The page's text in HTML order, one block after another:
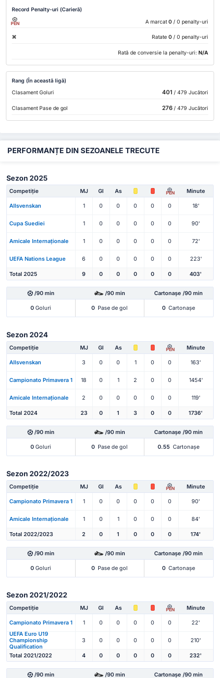
Record Penalty-uri (Carieră)
PEN A marcat 0 / 0 penalty-uri
Ratate 0 / 0 penalty-uri
Rată de conversie la penalty-uri: N/A
Rang (În această ligă)
Clasament Goluri
401 / 479 Jucători
Clasament Pase de gol 276/ 479 Jucători
PERFORMANȚE DIN SEZOANELE TRECUTE
Sezon 2025
Competiție MJ Gl As PEN Minute
Allsvenskan 1 0 0 0 0 0 18'
Cupa Suediei 1 0 0 0 0 0 90'
Amicale Internaționale 1 0 0 0 0 0 72'
UEFA Nations League 6 0 0 0 0 0 223'
Total 2025 9 0 0 0 0 0 403'
/90 min /90 min Cartonașe /90 min
0 Goluri 0 Pase de gol 0 Cartonașe
Sezon 2024
Competiție MJ Gl As PEN Minute
Allsvenskan 3 0 0 1 0 0 163'
Campionato Primavera 1 18 0 1 2 0 0 1454'
Amicale Internaționale 2 0 0 0 0 0 119'
Total 2024 23 0 1 3 0 0 1736'
/90 min /90 min Cartonașe /90 min
0 Goluri 0 Pase de gol 0.55 Cartonașe
Sezon 2022/2023
Competiție MJ Gl As PEN Minute
Campionato Primavera 1 1 0 0 0 0 0 90'
Amicale Internaționale 1 0 1 0 0 0 84'
Total 2022/2023 2 0 1 0 0 0 174'
/90 min /90 min Cartonașe /90 min
0 Goluri 0 Pase de gol 0 Cartonașe
Sezon 2021/2022
Competiție MJ Gl As PEN Minute
Campionato Primavera 1 1 0 0 0 0 0
22'
UEFA Euro U19
Championship
Qualification
3 0 0 0 0 0 210'
Total 2021/2022 4 0 0 0 0 0 232'
/90 min /90 min Cartonașe /90 min